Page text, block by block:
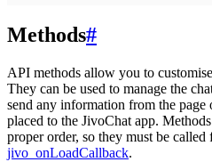
Methods#
API methods allow you to
They can be used to manage the
send any information from the
placed to the JivoChat app.
proper order, so they must be
jivo_onLoadCallback.